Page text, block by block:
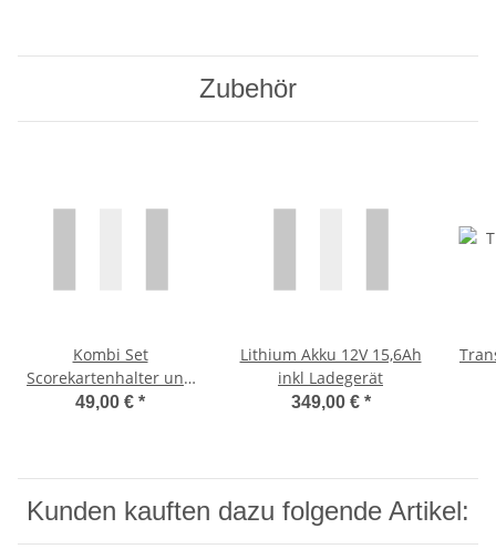
Zubehör
Kombi Set
Scorekartenhalter und
Regenschirmhalter
49,00 € *
Lithium Akku 12V 15,6Ah
inkl Ladegerät
349,00 € *
Kunden kauften dazu folgende Artikel: